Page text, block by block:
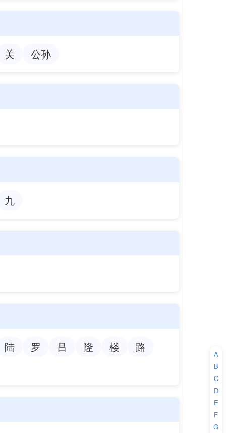
关 公孙
九
陆 罗 吕 隆 楼 路
A
B
C
D
E
F
G